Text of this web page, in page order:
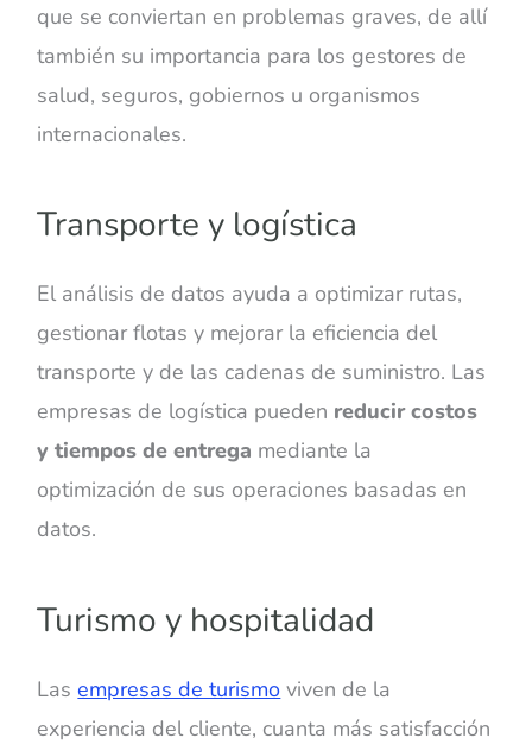
que se conviertan en problemas graves, de allí
también su importancia para los gestores de
salud, seguros, gobiernos u organismos
internacionales.
Transporte y logística
El análisis de datos ayuda a optimizar rutas,
gestionar flotas y mejorar la eficiencia del
transporte y de las cadenas de suministro. Las
empresas de logística pueden reducir costos
y tiempos de entrega mediante la
optimización de sus operaciones basadas en
datos.
Turismo y hospitalidad
Lasempresas de turismo viven de la
experiencia del cliente, cuanta más satisfacción